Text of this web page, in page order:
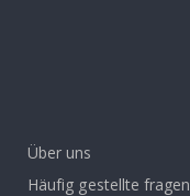
Über uns
Häufig gestellte fragen